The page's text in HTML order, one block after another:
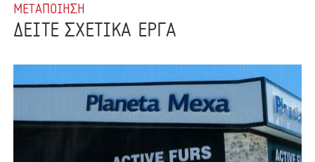
ΜΕΤΑΠΟΙΗΣΗ
ΔΕΙΤΕ ΣΧΕΤΙΚΑ ΕΡΓΑ